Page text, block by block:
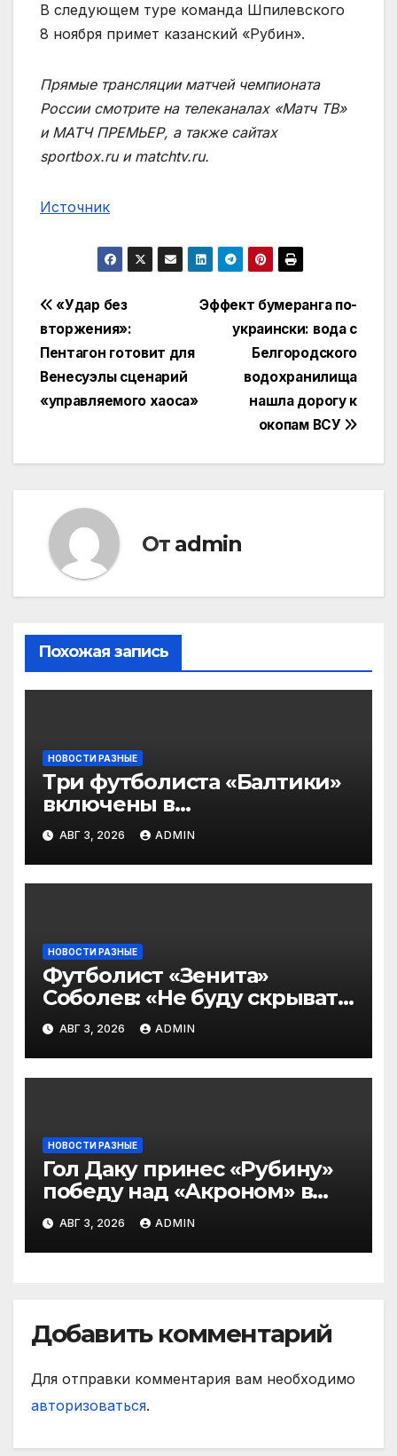
В следующем туре команда Шпилевского
8 ноября примет казанский «Рубин».
Прямые трансляции матчей чемпионата
России смотрите на телеканалах «Матч ТВ»
и МАТЧ ПРЕМЬЕР, а также сайтах
sportbox.ru и matchtv.ru.
Источник
Навигация
по
записям
Эффект бумеранга по-
украински: вода с
Белгородского
водохранилища
нашла дорогу к
окопам ВСУ
«Удар без
вторжения»:
Пентагон готовит для
Венесуэлы сценарий
«управляемого хаоса»
От admin
Похожая запись
НОВОСТИ РАЗНЫЕ
Три футболиста «Балтики»
включены в
символическую сборную
2‑го тура РПЛ по версии
подписчиков МАТЧ
ПРЕМЬЕР
АВГ 3, 2026 ADMIN
НОВОСТИ РАЗНЫЕ
Футболист «Зенита»
Соболев: «Не буду скрывать
— в Оренбурге всегда
тяжело играть»
АВГ 3, 2026 ADMIN
НОВОСТИ РАЗНЫЕ
Гол Даку принес «Рубину»
победу над «Акроном» в
матче РПЛ
АВГ 3, 2026 ADMIN
Добавить комментарий
Для отправки комментария вам необходимо
авторизоваться.